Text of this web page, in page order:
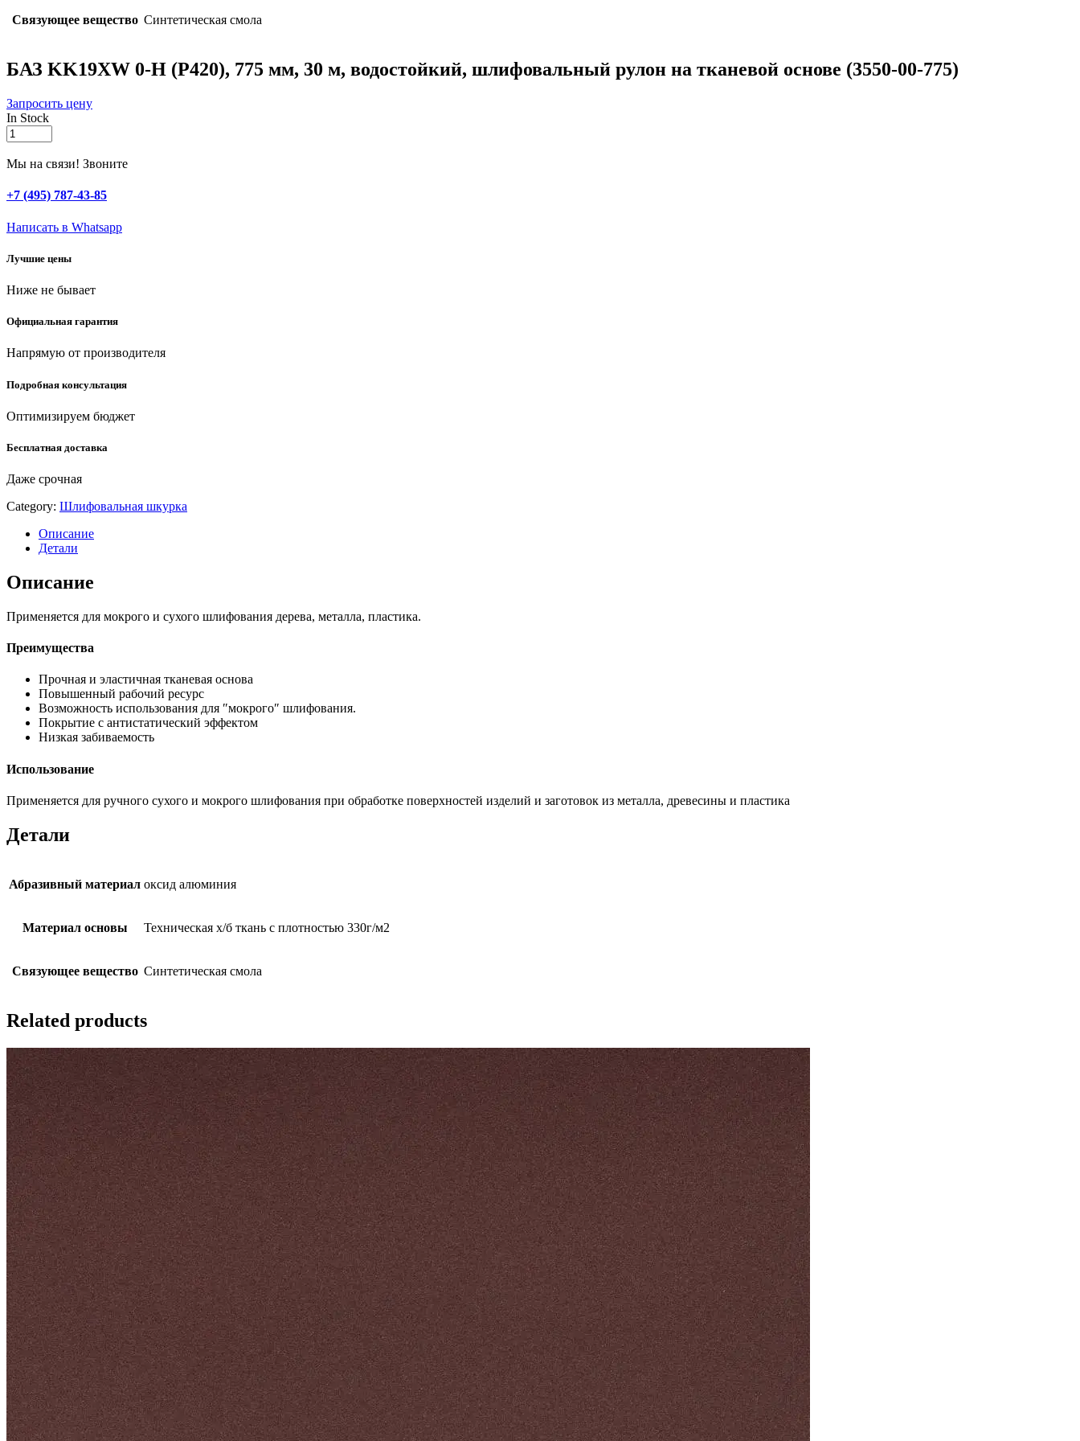
Связующее вещество Синтетическая смола
БАЗ KK19XW 0-H (Р420), 775 мм, 30 м, водостойкий, шлифовальный рулон на тканевой основе (3550-00-775)
Запросить цену
In Stock
БАЗ
KK19XW
0-
(Р420),
775
30
водостойкий,
рулон
тканевой
(3550-
quantity
Мы на связи! Звоните
+7 (495) 787-43-85
Написать в Whatsapp
Лучшие цены
Ниже не бывает
Официальная гарантия
Напрямую от производителя
Подробная консультация
Оптимизируем бюджет
Бесплатная доставка
Даже срочная
Category: Шлифовальная шкурка
Описание
Детали
Описание
Применяется для мокрого и сухого шлифования дерева, металла, пластика.
Преимущества
Прочная и эластичная тканевая основа
Повышенный рабочий ресурс
Возможность использования для ″мокрого″ шлифования.
Покрытие с антистатический эффектом
Низкая забиваемость
Использование
Применяется для ручного сухого и мокрого шлифования при обработке поверхностей изделий и заготовок из металла, древесины и пластика
Детали
Абразивный материал оксид алюминия
Материал основы Техническая х/б ткань с плотностью 330г/м2
Связующее вещество Синтетическая смола
Related products